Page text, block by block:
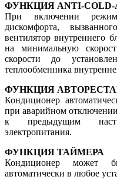
ФУНКЦИЯ ANTI-COLD-
При включении
дискомфорта,
вентилятор внутреннего
на минимальную
скорости до
теплообменника
ФУНКЦИЯ
Кондиционер
при аварийном
к предыдущим
электропитания.
ФУНКЦИЯ ТАЙМЕРА
Кондиционер может
автоматически в любое